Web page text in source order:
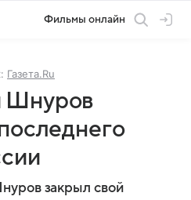
Фильмы онлайн
Газета.Ru
закрыл свой